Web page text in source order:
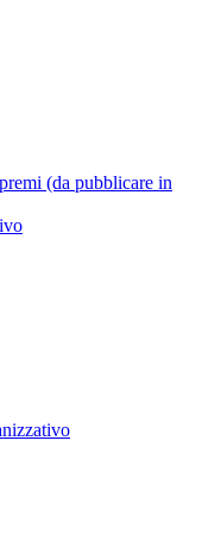
(da pubblicare in